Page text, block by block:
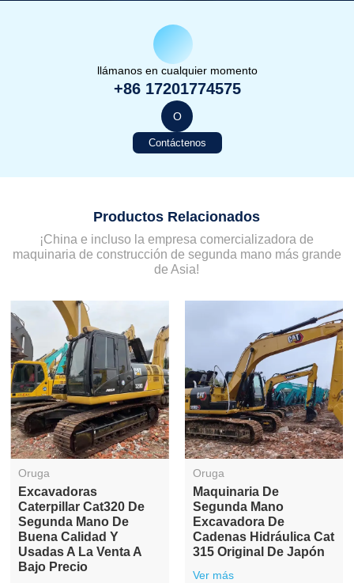
llámanos en cualquier momento
+86 17201774575
O
Contáctenos
Productos Relacionados
¡China e incluso la empresa comercializadora de
maquinaria de construcción de segunda mano más grande
de Asia!
Oruga
Excavadoras
Caterpillar Cat320 De
Segunda Mano De
Buena Calidad Y
Usadas A La Venta A
Bajo Precio
Oruga
Maquinaria De
Segunda Mano
Excavadora De
Cadenas Hidráulica Cat
315 Original De Japón
Ver más